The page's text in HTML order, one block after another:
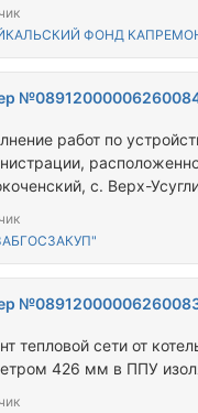
край, г. Борзя,
ФОНД
работ по
с. Верх-
тепловой сети от
426 мм в ППУ